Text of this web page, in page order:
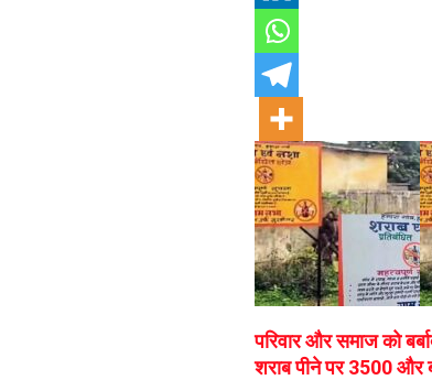
परिवार और समाज को
शराब पीने पर 3500 और